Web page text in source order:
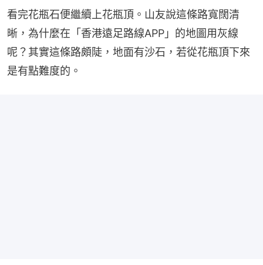
看完花瓶石便繼續上花瓶頂。山友說這條路寬闊清
晰，為什麼在「香港遠足路線APP」的地圖用灰線
呢？其實這條路頗陡，地面有沙石，若從花瓶頂下來
是有點難度的。